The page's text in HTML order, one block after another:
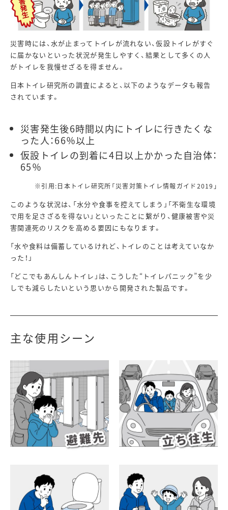
災害時には、水が止まってトイレが流れない、仮設トイレがすぐ
に届かないといった状況が発生しやすく、結果として多くの人
がトイレを我慢せざるを得ません。
日本トイレ研究所の調査によると、以下のようなデータも報告
されています。
災害発生後6時間以内にトイレに行きたくな
った人：66％以上
仮設トイレの到着に4日以上かかった自治体：
65％
※引用:日本トイレ研究所「災害対策トイレ情報ガイド2019」
このような状況は、「水分や食事を控えてしまう」「不衛生な環境
で用を足さざるを得ない」といったことに繋がり、健康被害や災
害関連死のリスクを高める要因にもなります。
「水や食料は備蓄しているけれど、トイレのことは考えていなか
った！」
「どこでもあんしんトイレ」は、こうした“トイレパニック”を少
しでも減らしたいという思いから開発された製品です。
主な使用シーン